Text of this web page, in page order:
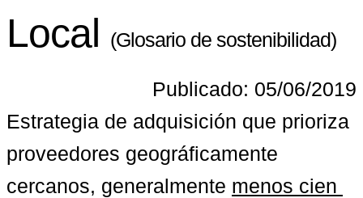
Local (Glosario de sostenibilidad)
Publicado: 05/06/2019
Estrategia de adquisición que prioriza
proveedores geográficamente
cercanos, generalmente menos cien